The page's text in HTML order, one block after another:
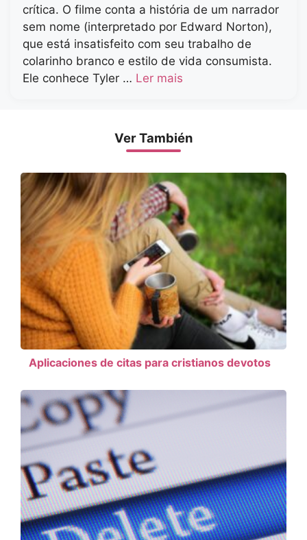
crítica. O filme conta a história de um narrador
sem nome (interpretado por Edward Norton),
que está insatisfeito com seu trabalho de
colarinho branco e estilo de vida consumista.
Ele conhece Tyler … Ler mais
Ver También
Aplicaciones de citas para cristianos devotos